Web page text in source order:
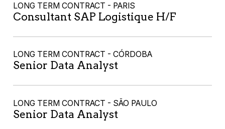
LONG TERM CONTRACT - PARIS
Consultant SAP Logistique H/F
LONG TERM CONTRACT - CÓRDOBA
Senior Data Analyst
LONG TERM CONTRACT - SÃO PAULO
Senior Data Analyst